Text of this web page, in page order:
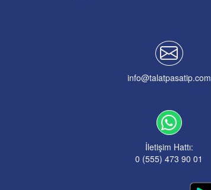
info@talatpasatip.com
İletişim Hattı:
0 (555) 473 90 01